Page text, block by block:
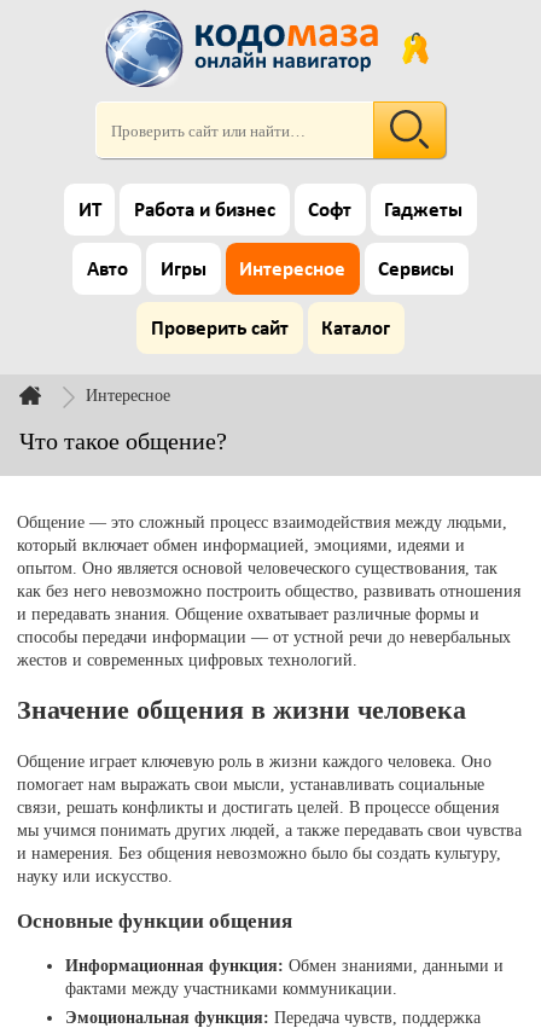
ИТ Работа и бизнес Софт Гаджеты
Авто Игры Интересное Сервисы
Проверить сайт Каталог
Интересное
Что такое общение?
Общение — это сложный процесс взаимодействия между людьми,
который включает обмен информацией, эмоциями, идеями и
опытом. Оно является основой человеческого существования, так
как без него невозможно построить общество, развивать отношения
и передавать знания. Общение охватывает различные формы и
способы передачи информации — от устной речи до невербальных
жестов и современных цифровых технологий.
Значение общения в жизни человека
Общение играет ключевую роль в жизни каждого человека. Оно
помогает нам выражать свои мысли, устанавливать социальные
связи, решать конфликты и достигать целей. В процессе общения
мы учимся понимать других людей, а также передавать свои чувства
и намерения. Без общения невозможно было бы создать культуру,
науку или искусство.
Основные функции общения
Информационная функция: Обмен знаниями, данными и
фактами между участниками коммуникации.
Эмоциональная функция: Передача чувств, поддержка